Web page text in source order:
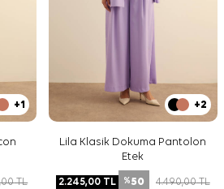
+1
TL
+2
Lila Klasik Dokuma Pantolon
Etek
2.245,00TL %50 4.490,00TL